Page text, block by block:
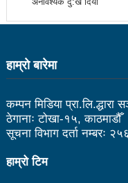
प्रचण्ड
पब्लिक स्पिच नेपालको
प्रचण्ड
हाम्राे बारेमा
कम्पन मिडिया प्रा.लि.द्धारा
ठेगानाः टोखा-१५, काठमाडौँ
सूचना विभाग दर्ता नम्बरः
हाम्रो टिम